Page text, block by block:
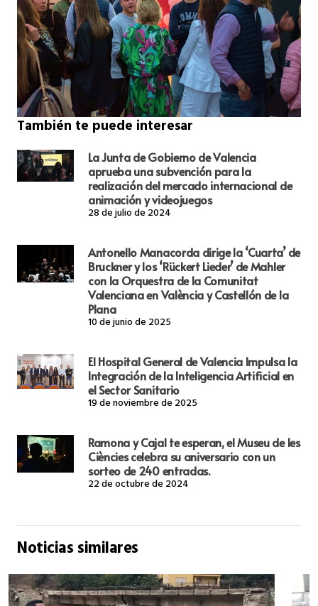
También te puede interesar
La Junta de Gobierno de Valencia
aprueba una subvención para la
realización del mercado internacional de
animación y videojuegos
28 de julio de 2024
Antonello Manacorda dirige la ‘Cuarta’ de
Bruckner y los ‘Rückert Lieder’ de Mahler
con la Orquestra de la Comunitat
Valenciana en València y Castellón de la
Plana
10 de junio de 2025
El Hospital General de Valencia Impulsa la
Integración de la Inteligencia Artificial en
el Sector Sanitario
19 de noviembre de 2025
Ramona y Cajal te esperan, el Museu de les
Ciències celebra su aniversario con un
sorteo de 240 entradas.
22 de octubre de 2024
Noticias similares